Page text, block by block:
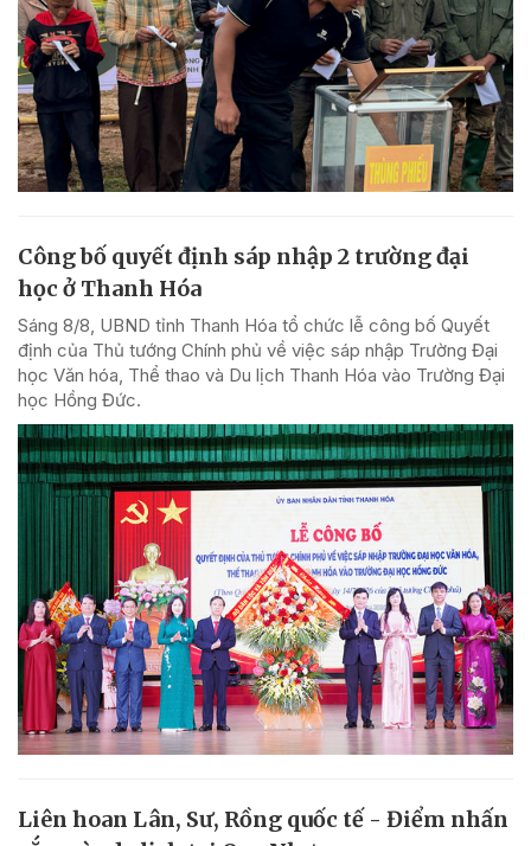
Công bố quyết định sáp nhập 2 trường đại
học ở Thanh Hóa
Sáng 8/8, UBND tỉnh Thanh Hóa tổ chức lễ công bố Quyết
định của Thủ tướng Chính phủ về việc sáp nhập Trường Đại
học Văn hóa, Thể thao và Du lịch Thanh Hóa vào Trường Đại
học Hồng Đức.
Liên hoan Lân, Sư, Rồng quốc tế - Điểm nhấn